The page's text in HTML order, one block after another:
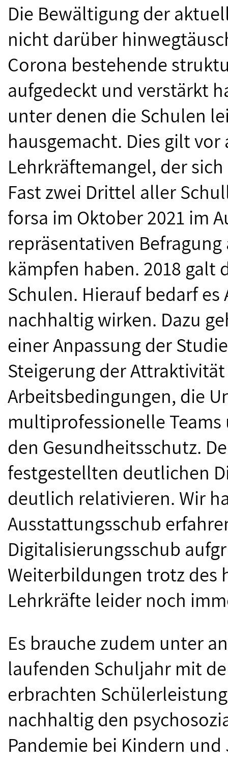
Die Bewältigung der
nicht darüber
Corona bestehende
aufgedeckt und verstärkt
unter denen die Schulen
hausgemacht. Dies gilt
Lehrkräftemangel, der
Fast zwei Drittel aller
forsa im Oktober 2021 im
repräsentativen
kämpfen haben. 2018 galt
Schulen. Hierauf bedarf
nachhaltig wirken. Dazu
einer Anpassung der
Steigerung der
Arbeitsbedingungen, die
multiprofessionelle
den Gesundheitsschutz.
festgestellten deutlichen
deutlich relativieren. Wir
Ausstattungsschub
Digitalisierungsschub
Weiterbildungen trotz des
Lehrkräfte leider noch
Es brauche zudem unter
laufenden Schuljahr mit
erbrachten
nachhaltig den
Pandemie bei Kindern